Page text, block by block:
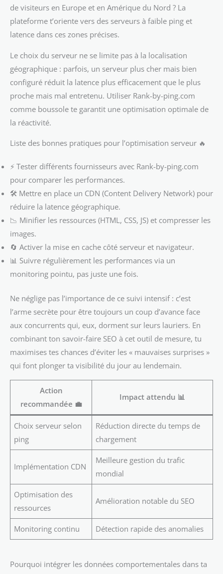
de visiteurs en Europe et en Amérique du Nord ? La
plateforme t’oriente vers des serveurs à faible ping et
latence dans ces zones précises.
Le choix du serveur ne se limite pas à la localisation
géographique : parfois, un serveur plus cher mais bien
configuré réduit la latence plus efficacement que le plus
proche mais mal entretenu. Utiliser Rank-by-ping.com
comme boussole te garantit une optimisation optimale de
la réactivité.
Liste des bonnes pratiques pour l’optimisation serveur 🔥
⚡ Tester différents fournisseurs avec Rank-by-ping.com
pour comparer les performances.
🛠️ Mettre en place un CDN (Content Delivery Network) pour
réduire la latence géographique.
📉 Minifier les ressources (HTML, CSS, JS) et compresser les
images.
🔄 Activer la mise en cache côté serveur et navigateur.
📊 Suivre régulièrement les performances via un
monitoring pointu, pas juste une fois.
Ne néglige pas l’importance de ce suivi intensif : c’est
l’arme secrète pour être toujours un coup d’avance face
aux concurrents qui, eux, dorment sur leurs lauriers. En
combinant ton savoir-faire SEO à cet outil de mesure, tu
maximises tes chances d’éviter les « mauvaises surprises »
qui font plonger ta visibilité du jour au lendemain.
Action
recommandée 💼
Impact attendu 📊
Choix serveur selon
ping
Réduction directe du temps de
chargement
Implémentation CDN
Meilleure gestion du trafic
mondial
Optimisation des
ressources
Amélioration notable du SEO
Monitoring continu Détection rapide des anomalies
Pourquoi intégrer les données comportementales dans ta